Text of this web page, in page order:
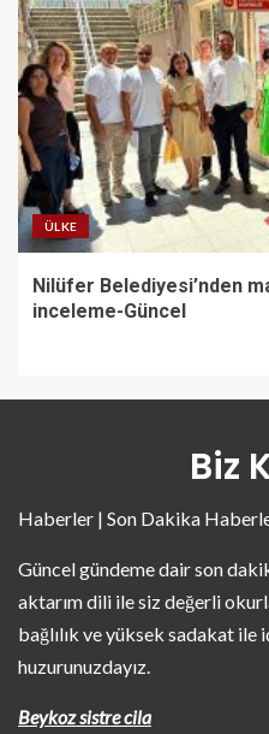
ÜLKE
Nilüfer Belediyesi’nden
inceleme-Güncel
Biz
Haberler | Son Dakika
Güncel gündeme dair son
aktarım dili ile siz değerli
bağlılık ve yüksek sadakat
huzurunuzdayız.
Beykoz sistre cila